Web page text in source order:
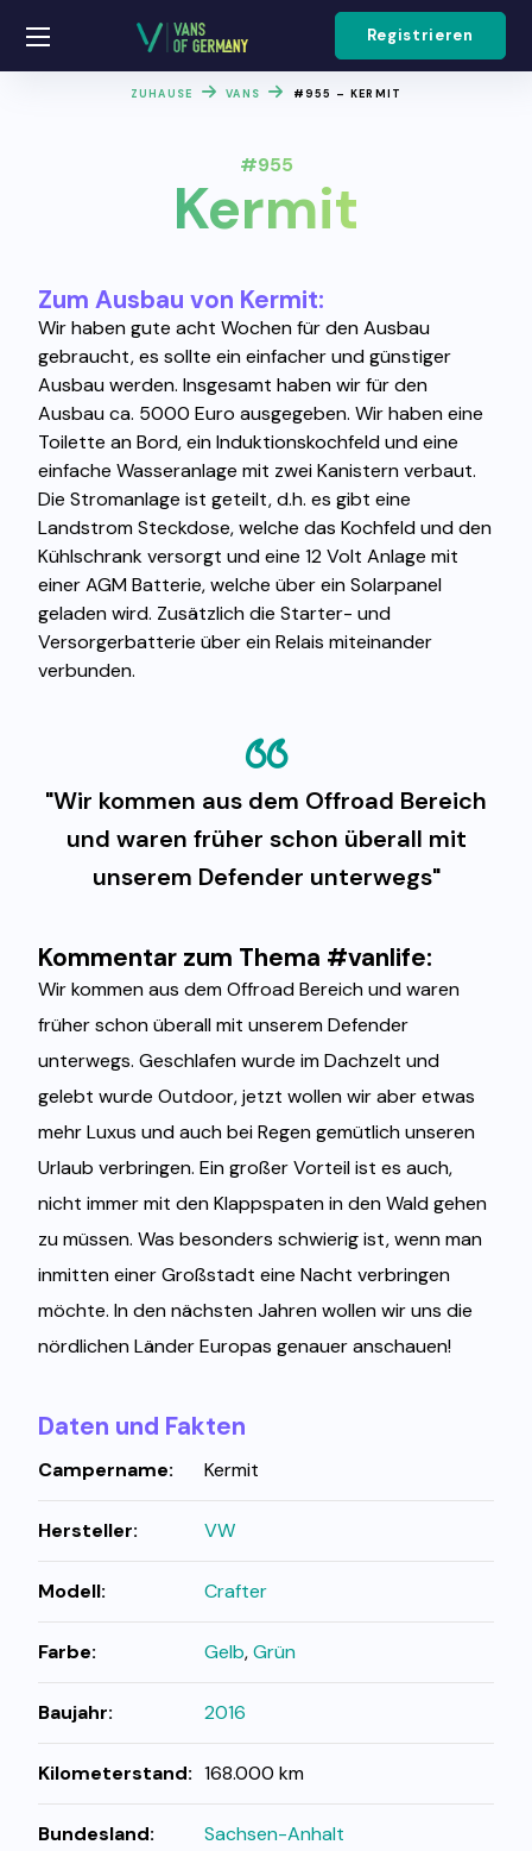
Registrieren
ZUHAUSE VANS #955 – KERMIT
#955
Kermit
Zum Ausbau von Kermit:
Wir haben gute acht Wochen für den Ausbau
gebraucht, es sollte ein einfacher und günstiger
Ausbau werden. Insgesamt haben wir für den
Ausbau ca. 5000 Euro ausgegeben. Wir haben eine
Toilette an Bord, ein Induktionskochfeld und eine
einfache Wasseranlage mit zwei Kanistern verbaut.
Die Stromanlage ist geteilt, d.h. es gibt eine
Landstrom Steckdose, welche das Kochfeld und den
Kühlschrank versorgt und eine 12 Volt Anlage mit
einer AGM Batterie, welche über ein Solarpanel
geladen wird. Zusätzlich die Starter- und
Versorgerbatterie über ein Relais miteinander
verbunden.
"Wir kommen aus dem Offroad Bereich
und waren früher schon überall mit
unserem Defender unterwegs"
Kommentar zum Thema #vanlife:
Wir kommen aus dem Offroad Bereich und waren
früher schon überall mit unserem Defender
unterwegs. Geschlafen wurde im Dachzelt und
gelebt wurde Outdoor, jetzt wollen wir aber etwas
mehr Luxus und auch bei Regen gemütlich unseren
Urlaub verbringen. Ein großer Vorteil ist es auch,
nicht immer mit den Klappspaten in den Wald gehen
zu müssen. Was besonders schwierig ist, wenn man
inmitten einer Großstadt eine Nacht verbringen
möchte. In den nächsten Jahren wollen wir uns die
nördlichen Länder Europas genauer anschauen!
Daten und Fakten
Campername: Kermit
Hersteller: VW
Modell: Crafter
Farbe: Gelb,Grün
Baujahr: 2016
Kilometerstand: 168.000 km
Bundesland: Sachsen-Anhalt